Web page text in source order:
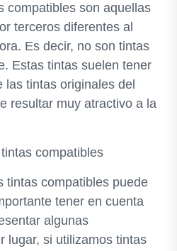
compatibles son aquellas
terceros diferentes al
Es decir, no son tintas
Estas tintas suelen tener
tintas originales del
resultar muy atractivo a la
compatibles
tintas compatibles puede
tener en cuenta
algunas
lugar, si utilizamos tintas